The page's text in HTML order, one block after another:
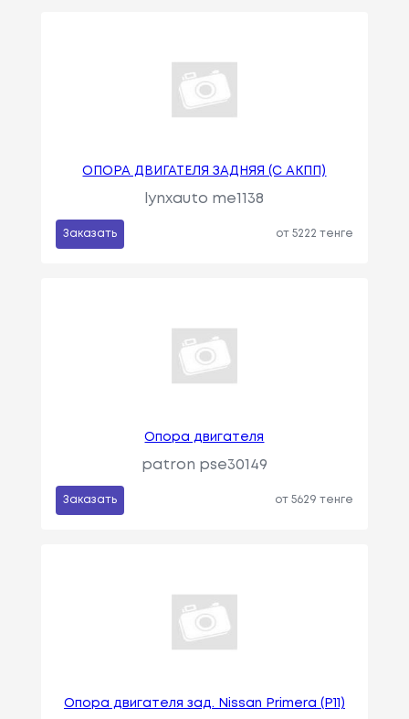
ОПОРА ДВИГАТЕЛЯ ЗАДНЯЯ (C АКПП)
lynxauto me1138
Заказать от 5222 тенге
Опора двигателя
patron pse30149
Заказать от 5629 тенге
Опора двигателя зад. Nissan Primera (P11)